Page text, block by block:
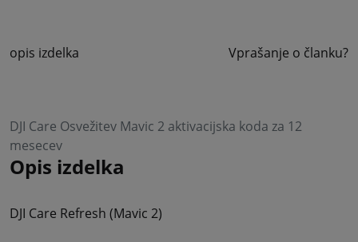
opis izdelka Vprašanje o članku?
DJI Care Osvežitev Mavic 2 aktivacijska koda za 12
mesecev
Opis izdelka
DJI Care Refresh (Mavic 2)